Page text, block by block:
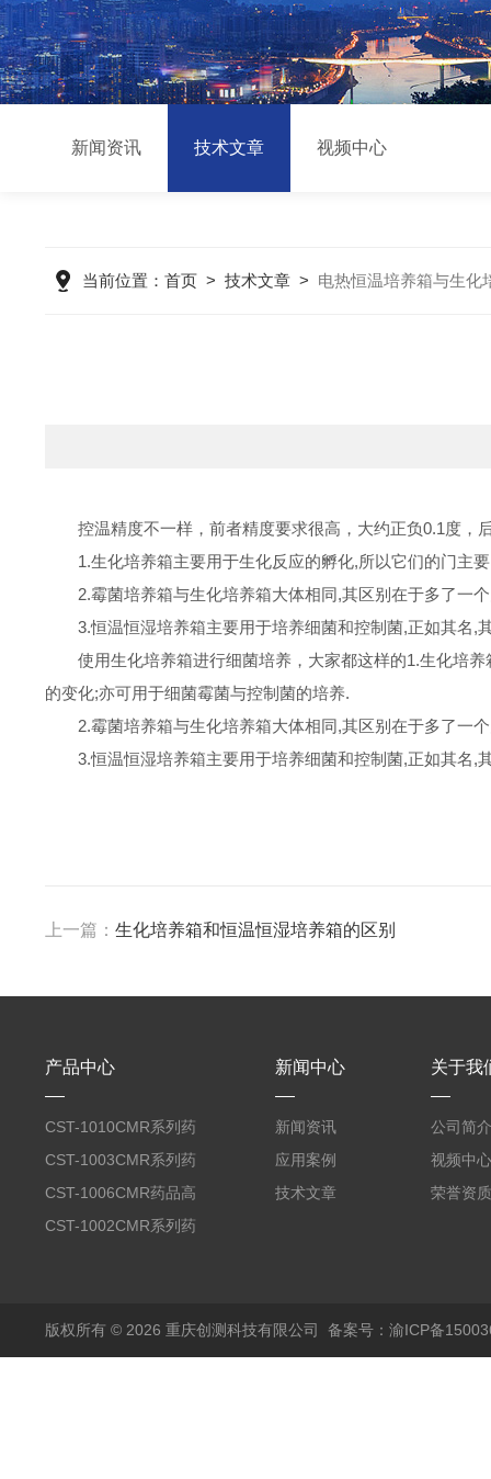
新闻资讯 技术文章 视频中心
当前位置： 首页> 技术文章> 电热恒温培养箱与生化
控温精度不一样，前者精度要求很高，大约正负0.1度，
1.生化培养箱主要用于生化反应的孵化,所以它们的门主要
2.霉菌培养箱与生化培养箱大体相同,其区别在于多了一个
3.恒温恒湿培养箱主要用于培养细菌和控制菌,正如其名,
使用生化培养箱进行细菌培养，大家都这样的1.生化培养
的变化;亦可用于细菌霉菌与控制菌的培养.
2.霉菌培养箱与生化培养箱大体相同,其区别在于多了一个
3.恒温恒湿培养箱主要用于培养细菌和控制菌,正如其名,
上一篇： 生化培养箱和恒温恒湿培养箱的区别
产品中心
CST-1010CMR系列药
品高温试验箱
CST-1003CMR系列药
品高温试验箱
CST-1006CMR药品高
温试验箱
CST-1002CMR系列药
新闻中心
新闻资讯
应用案例
技术文章
关于我
公司简介
视频中心
荣誉资质
版权所有 © 2026 重庆创测科技有限公司 备案号：渝ICP备